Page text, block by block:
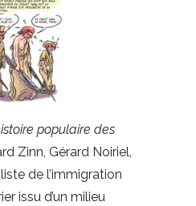
populaire des
Zinn, Gérard Noiriel,
de l’immigration
issu d’un milieu